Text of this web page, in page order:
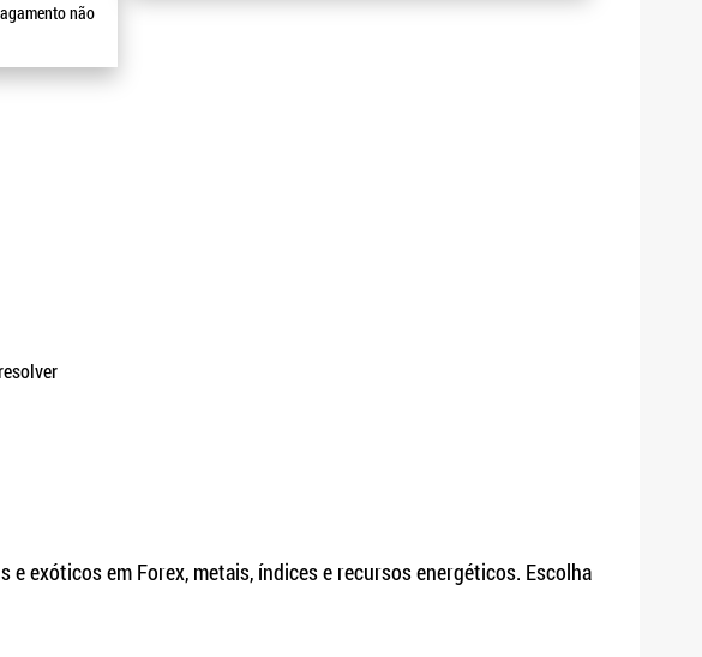
não
exóticos em Forex, metais, índices e recursos energéticos. Escolha